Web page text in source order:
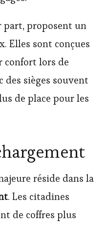
part, proposent un
Elles sont conçues
lors de
des sièges souvent
de place pour les
réside dans la
. Les citadines
de coffres plus